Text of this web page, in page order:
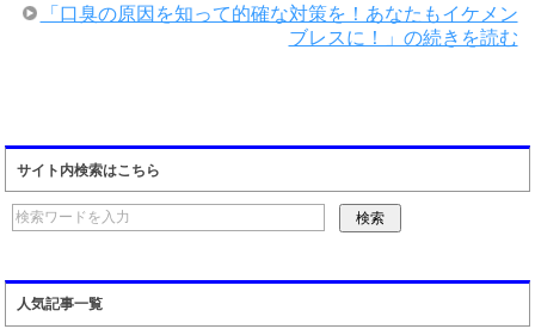
「口臭の原因を知って的確な対策を！あなたもイケメン
ブレスに！」の続きを読む
サイト内検索はこちら
人気記事一覧